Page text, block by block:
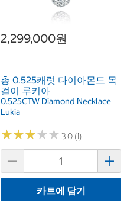
2,299,000원
총 0.525캐럿 다이아몬드 목
걸이 루키아
0.525CTW Diamond Necklace
Lukia
★★★★★
★★★★★ 3.0 (1)
카트에 담기